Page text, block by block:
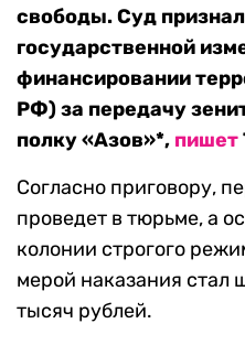
свободы. Суд
государственной
финансировании
РФ) за передачу
полку «Азов»*, пишет
Согласно приговору,
проведет в тюрьме, а
колонии строгого
мерой наказания стал
тысяч рублей.